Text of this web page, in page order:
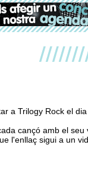
a Trilogy Rock el
cançó amb el
l'enllaç sigui a un